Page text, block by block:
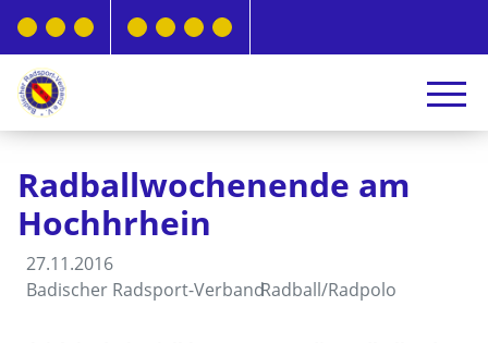
Radballwochenende am
Hochhrhein
27.11.2016
Badischer Radsport-VerbandRadball/Radpolo